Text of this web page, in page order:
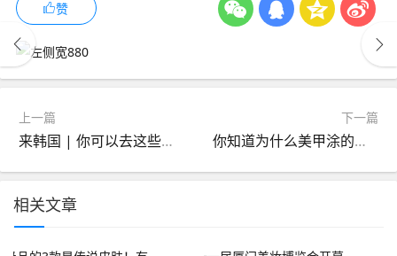
赞
上一篇
来韩国 | 你可以去这些明星沙龙剪头发
下一篇
你知道为什么美甲涂的封层会不亮？
相关文章